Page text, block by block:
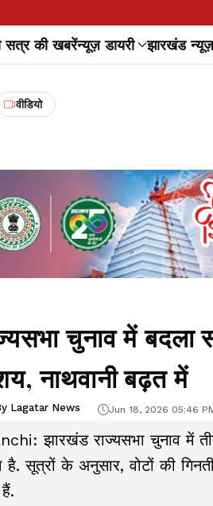
सत्र की खबरेंन्यूज़ डायरी झारखंड न्यूज़
वीडियो
चुनाव में बदला
नाथवानी बढ़त में
Lagatar News Jun 18, 2026 05:46
झारखंड राज्यसभा चुनाव में
है. सूत्रों के अनुसार, वोटों की